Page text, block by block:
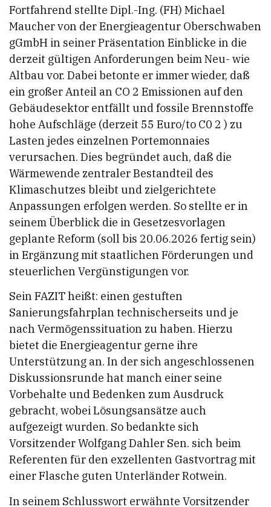
Fortfahrend stellte Dipl.-Ing. (FH) Michael
Maucher von der Energieagentur Oberschwaben
gGmbH in seiner Präsentation Einblicke in die
derzeit gültigen Anforderungen beim Neu- wie
Altbau vor. Dabei betonte er immer wieder, daß
ein großer Anteil an CO 2 Emissionen auf den
Gebäudesektor entfällt und fossile Brennstoffe
hohe Aufschläge (derzeit 55 Euro/to C0 2 ) zu
Lasten jedes einzelnen Portemonnaies
verursachen. Dies begründet auch, daß die
Wärmewende zentraler Bestandteil des
Klimaschutzes bleibt und zielgerichtete
Anpassungen erfolgen werden. So stellte er in
seinem Überblick die in Gesetzesvorlagen
geplante Reform (soll bis 20.06.2026 fertig sein)
in Ergänzung mit staatlichen Förderungen und
steuerlichen Vergünstigungen vor.
Sein FAZIT heißt: einen gestuften
Sanierungsfahrplan technischerseits und je
nach Vermögenssituation zu haben. Hierzu
bietet die Energieagentur gerne ihre
Unterstützung an. In der sich angeschlossenen
Diskussionsrunde hat manch einer seine
Vorbehalte und Bedenken zum Ausdruck
gebracht, wobei Lösungsansätze auch
aufgezeigt wurden. So bedankte sich
Vorsitzender Wolfgang Dahler Sen. sich beim
Referenten für den exzellenten Gastvortrag mit
einer Flasche guten Unterländer Rotwein.
In seinem Schlusswort erwähnte Vorsitzender